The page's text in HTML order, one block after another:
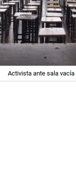
Activista ante sala vacía